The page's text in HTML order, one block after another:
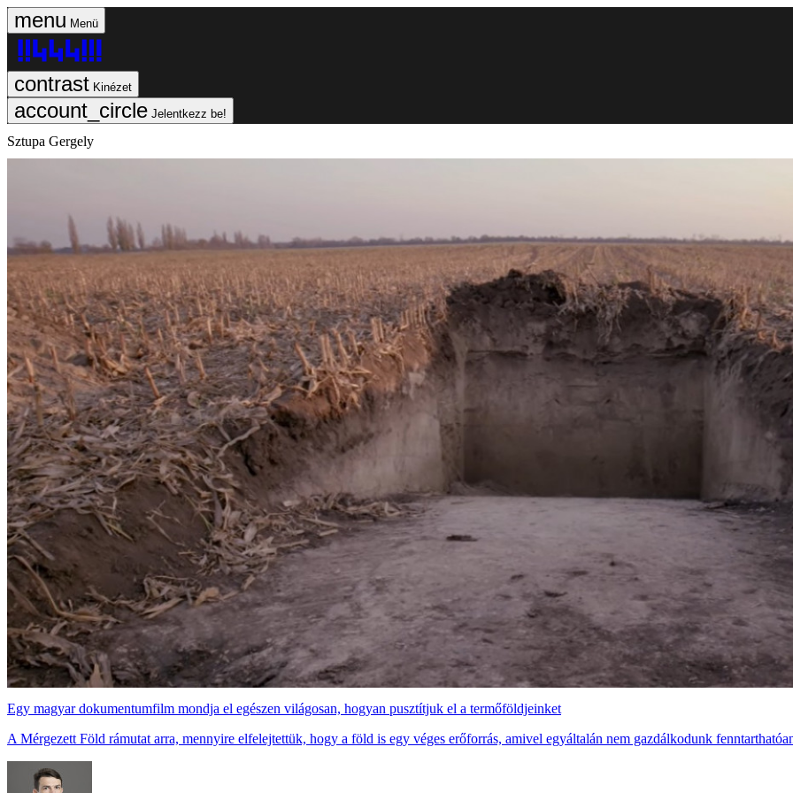
Menü
Kinézet
Jelentkezz be!
Sztupa Gergely
Egy magyar dokumentumfilm mondja el egészen világosan, hogyan pusztítjuk el a termőföldjeinket
A Mérgezett Föld rámutat arra, mennyire elfelejtettük, hogy a föld is egy véges erőforrás, amivel egyáltalán nem gazdálkodunk